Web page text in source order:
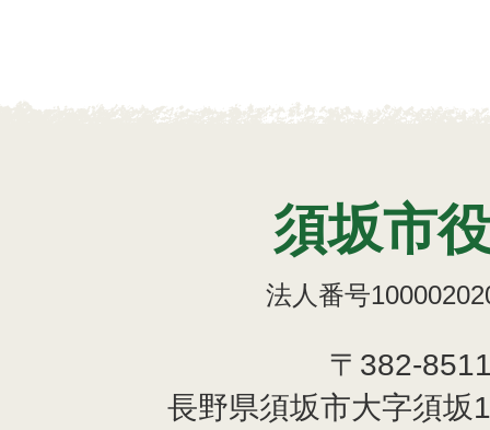
須坂市
法人番号
〒382-
長野県須坂市大字須坂